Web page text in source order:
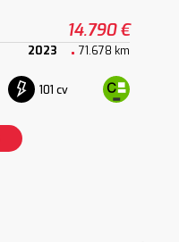
14.790 €
2023 71.678 km
101 cv